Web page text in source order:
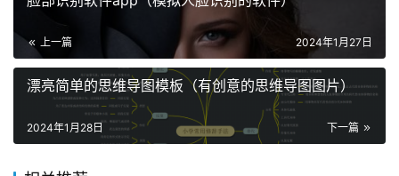
上一篇 2024年1月27日
漂亮简单的思维导图模板（有创意的思维导图图片）
下一篇
2024年1月28日